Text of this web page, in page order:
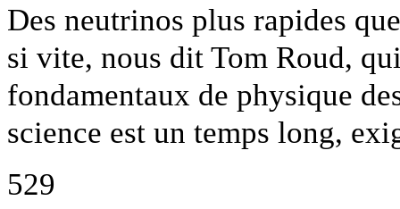
Des neutrinos plus rapides
si vite, nous dit Tom Roud,
fondamentaux de physique
science est un temps long,
529